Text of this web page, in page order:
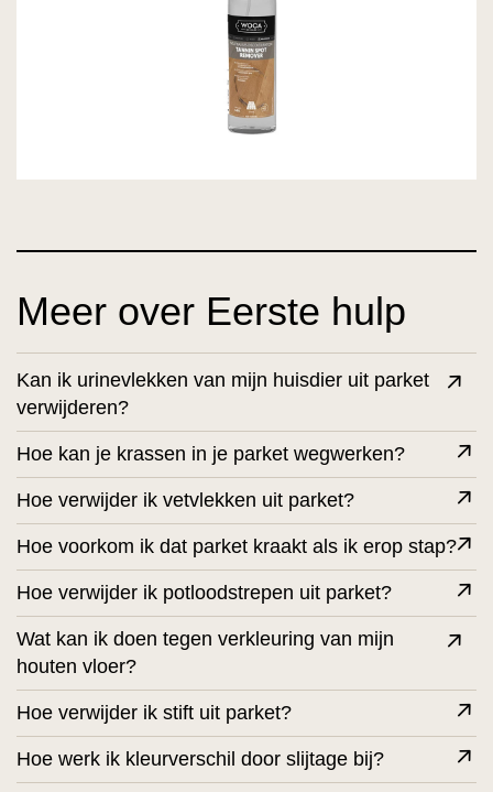
Meer over Eerste hulp
Kan ik urinevlekken van mijn huisdier uit parket
verwijderen?
Hoe kan je krassen in je parket wegwerken?
Hoe verwijder ik vetvlekken uit parket?
Hoe voorkom ik dat parket kraakt als ik erop stap?
Hoe verwijder ik potloodstrepen uit parket?
Wat kan ik doen tegen verkleuring van mijn
houten vloer?
Hoe verwijder ik stift uit parket?
Hoe werk ik kleurverschil door slijtage bij?